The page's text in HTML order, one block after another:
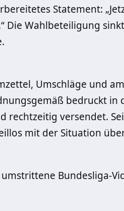
Statement:
Die Wahlbeteiligung
Umschläge und
bedruckt in
rechtzeitig versendet.
mit der Situation
Bundesliga-